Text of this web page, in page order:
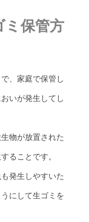
ミ保管方
、家庭で保管し
いが発生してし
物が放置された
ることです。
発生しやすいた
にして生ゴミを